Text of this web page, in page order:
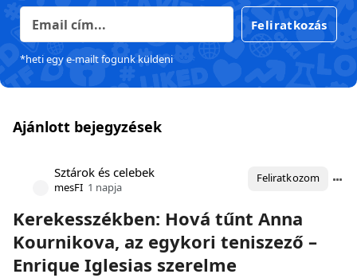
Feliratkozás
*heti egy e-mailt fogunk küldeni
Ajánlott bejegyzések
Sztárok és celebek
mesFI 1 napja
Feliratkozom
Kerekesszékben: Hová tűnt Anna
Kournikova, az egykori teniszező –
Enrique Iglesias szerelme